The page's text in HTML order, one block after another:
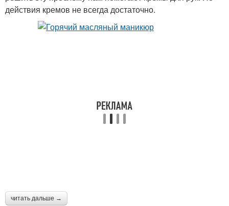
действия кремов не всегда достаточно.
читать дальше →